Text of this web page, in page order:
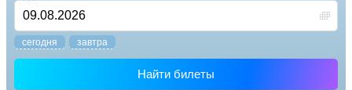
завтра
cегодня
Найти билеты